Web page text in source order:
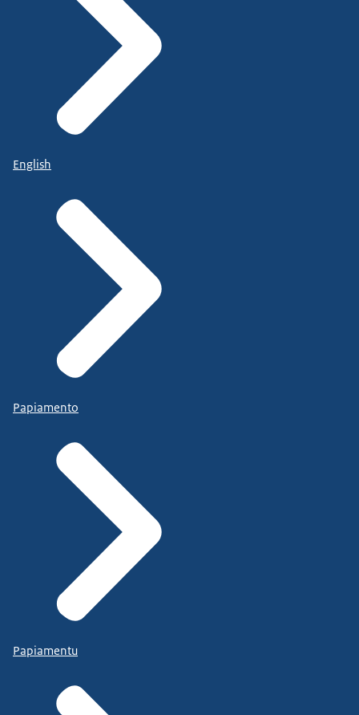
English
Papiamento
Papiamentu